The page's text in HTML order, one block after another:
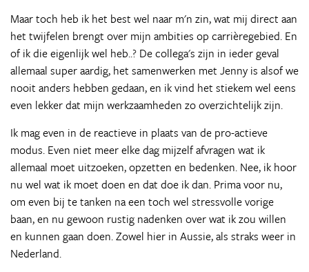
Maar toch heb ik het best wel naar m'n zin, wat mij direct aan
het twijfelen brengt over mijn ambities op carrièregebied. En
of ik die eigenlijk wel heb..? De collega's zijn in ieder geval
allemaal super aardig, het samenwerken met Jenny is alsof we
nooit anders hebben gedaan, en ik vind het stiekem wel eens
even lekker dat mijn werkzaamheden zo overzichtelijk zijn.
Ik mag even in de reactieve in plaats van de pro-actieve
modus. Even niet meer elke dag mijzelf afvragen wat ik
allemaal moet uitzoeken, opzetten en bedenken. Nee, ik hoor
nu wel wat ik moet doen en dat doe ik dan. Prima voor nu,
om even bij te tanken na een toch wel stressvolle vorige
baan, en nu gewoon rustig nadenken over wat ik zou willen
en kunnen gaan doen. Zowel hier in Aussie, als straks weer in
Nederland.